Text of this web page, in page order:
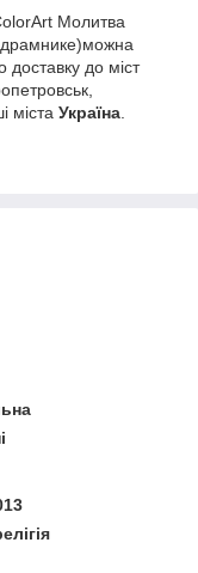
Молитва
доставку до міст
міста Україна